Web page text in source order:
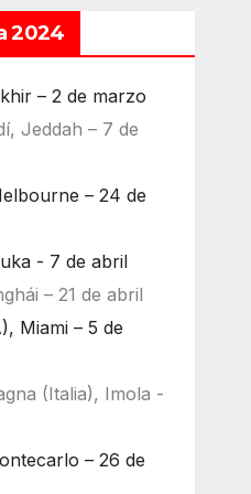
2024
– 2 de marzo
Jeddah – 7 de
– 24 de
- 7 de abril
– 21 de abril
Miami – 5 de
(Italia), Imola -
– 26 de